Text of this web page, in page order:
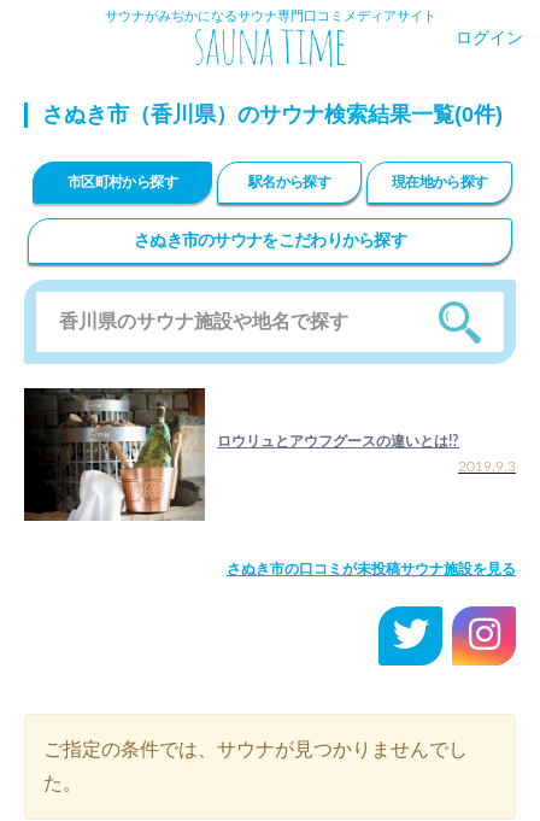
サウナがみぢかになるサウナ専門口コミメディアサイト
ログイン
さぬき市（香川県）のサウナ検索結果一覧(0件)
市区町村から探す 駅名から探す 現在地から探す
さぬき市のサウナをこだわりから探す
ロウリュとアウフグースの違いとは!?
2019.9.3
さぬき市の口コミが未投稿サウナ施設を見る
ご指定の条件では、サウナが見つかりませんでし
た。